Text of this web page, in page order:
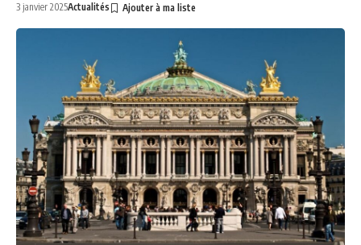
3 janvier 2025Actualités